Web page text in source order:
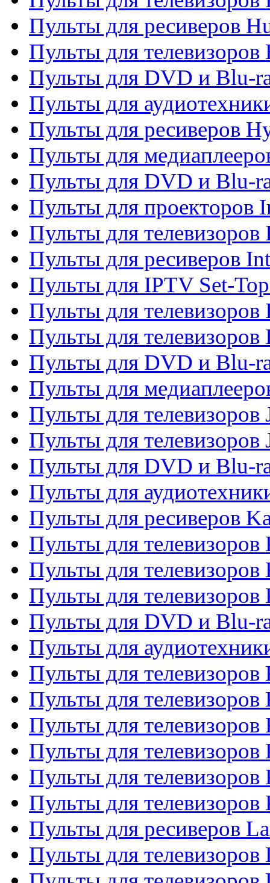
Пульты для ресиверов
Пульты для
Пульты для DVD и Blu-
Пульты для
Пульты для ресиверов
Пульты для
Пульты для DVD и Blu-
Пульты для проекторов
Пульты для
Пульты для ресиверов
Пульты для IPTV Set-
Пульты для телевизоров
Пульты для телевизоров
Пульты для DVD и Blu-
Пульты для
Пульты для телевизоров
Пульты для телевизоров
Пульты для DVD и Blu-
Пульты для
Пульты для ресиверов
Пульты для телевизоров
Пульты для телевизоров
Пульты для телевизоров
Пульты для DVD и Blu-
Пульты для
Пульты для
Пульты для телевизоров
Пульты для телевизоров
Пульты для телевизоров
Пульты для
Пульты для
Пульты для ресиверов
Пульты для телевизоров